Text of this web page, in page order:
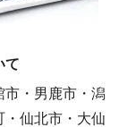
て
市・男鹿市・潟
・仙北市・大仙